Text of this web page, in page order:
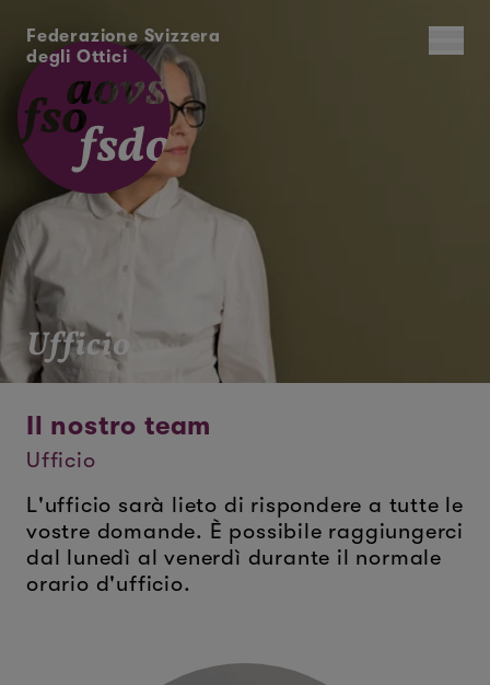
Ufficio
Federazione Svizzera
degli Ottici
Il nostro team
Ufficio
L'ufficio sarà lieto di rispondere a tutte le
vostre domande. È possibile raggiungerci
dal lunedì al venerdì durante il normale
orario d'ufficio.